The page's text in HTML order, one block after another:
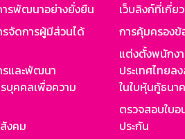
ารพัฒนาอย่างยั่งยืน
รจัดการผู้มีส่วนได้
รและพัฒนา
บุคคลเพื่อความ
งคม
เว็บลิงก์ที่เกี่ย
การคุ้มครอง
แต่งตั้งพนักง
ประเทศไทยล
ในใบหุ้นกู้ธนา
ตรวจสอบใบ
ประกัน